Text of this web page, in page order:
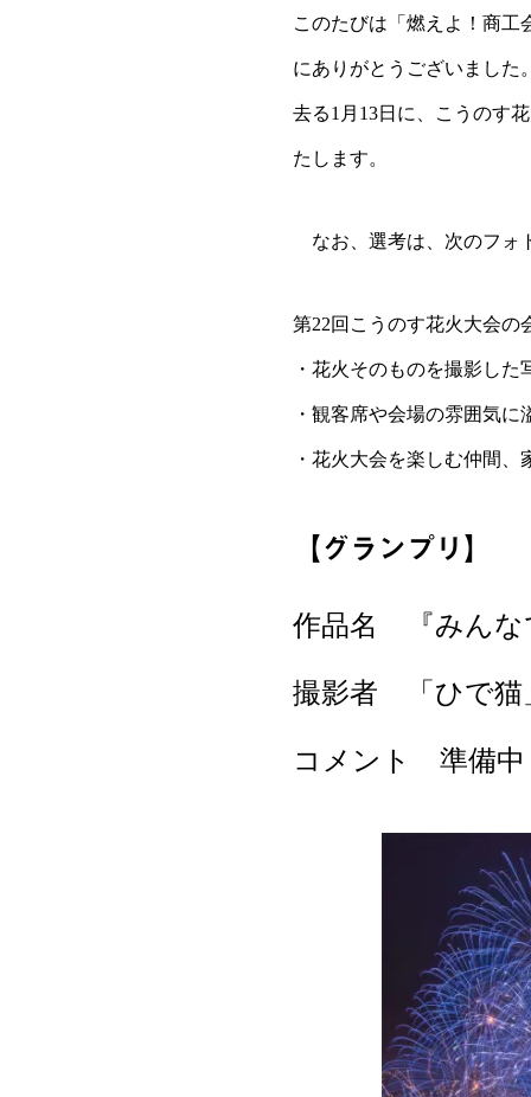
このたびは「燃えよ！商工
にありがとうございました
去る1月13日に、こうのす
たします。
なお、選考は、次のフォ
第22回こうのす花火大会の
・花火そのものを撮影した
・観客席や会場の雰囲気
・花火大会を楽しむ仲間
【グランプリ】
作品名 『みんな
撮影者 「ひで猫
コメント 準備中